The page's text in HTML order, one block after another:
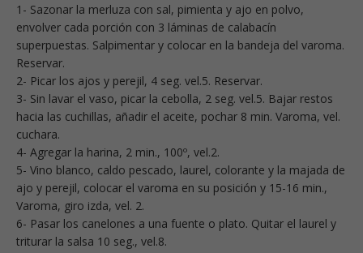
1- Sazonar la merluza con sal, pimienta y ajo en polvo,
envolver cada porción con 3 láminas de calabacín
superpuestas. Salpimentar y colocar en la bandeja del varoma.
Reservar.
2- Picar los ajos y perejil, 4 seg. vel.5. Reservar.
3- Sin lavar el vaso, picar la cebolla, 2 seg. vel.5. Bajar restos
hacia las cuchillas, añadir el aceite, pochar 8 min. Varoma, vel.
cuchara.
4- Agregar la harina, 2 min., 100º, vel.2.
5- Vino blanco, caldo pescado, laurel, colorante y la majada de
ajo y perejil, colocar el varoma en su posición y 15-16 min.,
Varoma, giro izda, vel. 2.
6- Pasar los canelones a una fuente o plato. Quitar el laurel y
triturar la salsa 10 seg., vel.8.